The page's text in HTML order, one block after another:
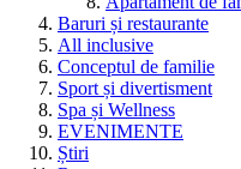
Baruri și restaurante
All inclusive
Conceptul de familie
Sport și divertisment
Spa și Wellness
EVENIMENTE
Știri